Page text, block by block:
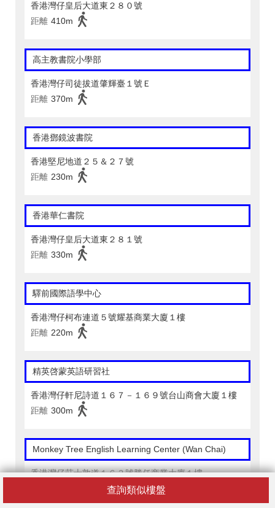
查詢類似樓盤
香港灣仔皇后大道東２８０號
距離 410m
高主教書院小學部
香港灣仔司徒拔道肇輝臺１號Ｅ
距離 370m
香港鄧鏡波書院
香港堅尼地道２５＆２７號
距離 230m
香港華仁書院
香港灣仔皇后大道東２８１號
距離 330m
驛前國際語學中心
香港灣仔柯布連道５號耀基商業大廈１樓
距離 220m
精英啓蒙英語研習社
香港灣仔軒尼詩道１６７－１６９號台山商會大廈１樓
距離 300m
Monkey Tree English Learning Center (Wan Chai)
香港灣仔莊士敦道１６３號勝任商業大廈１樓